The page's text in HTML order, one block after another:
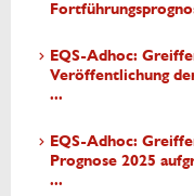
EQS-Adhoc:
Veröffentlichung
...
EQS-Adhoc:
Prognose 2025
...